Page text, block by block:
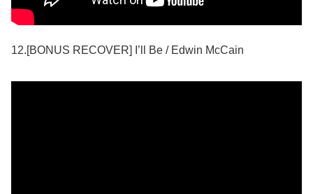
12.[BONUS RECOVER] I’ll Be / Edwin McCain